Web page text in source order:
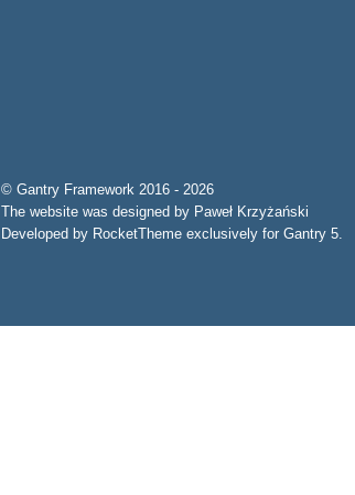
© Gantry Framework 2016 - 2026
The website was designed by Paweł Krzyżański
Developed by RocketTheme exclusively for Gantry 5.